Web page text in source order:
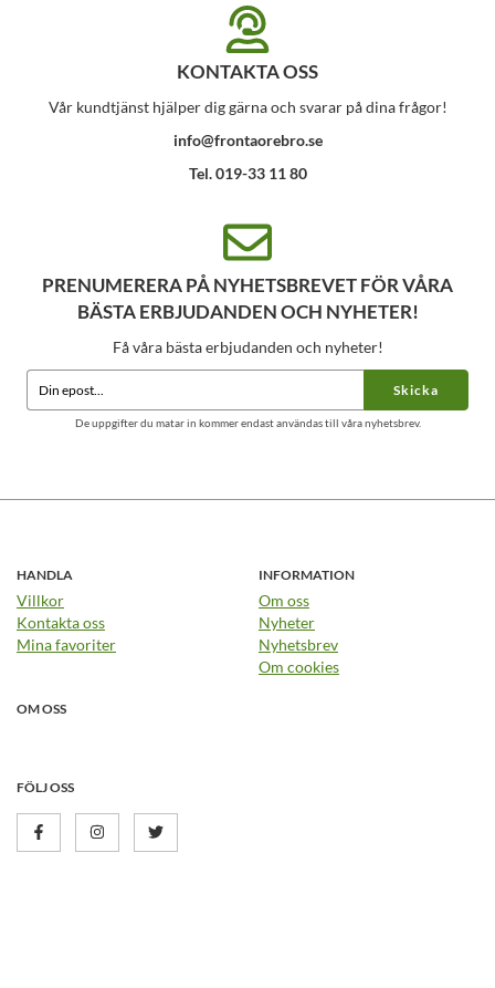
KONTAKTA OSS
Vår kundtjänst hjälper dig gärna och svarar på dina frågor!
info@frontaorebro.se
Tel. 019-33 11 80
PRENUMERERA PÅ NYHETSBREVET FÖR VÅRA
BÄSTA ERBJUDANDEN OCH NYHETER!
Få våra bästa erbjudanden och nyheter!
Skicka
De uppgifter du matar in kommer endast användas till våra nyhetsbrev.
HANDLA
Villkor
Kontakta oss
Mina favoriter
INFORMATION
Om oss
Nyheter
Nyhetsbrev
Om cookies
OM OSS
FÖLJ OSS